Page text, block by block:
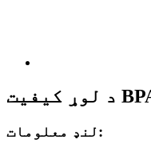
لنډ معلومات: